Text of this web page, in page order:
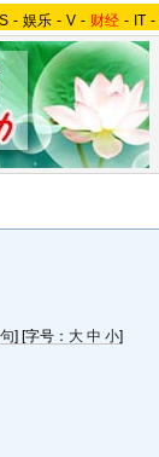
S - 娱乐 - V - 财经 - IT -
] [字号： 大 中 小]